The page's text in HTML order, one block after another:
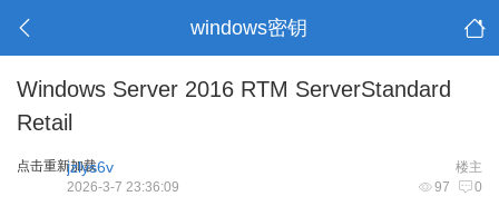
windows密钥
Windows Server 2016 RTM ServerStandard
Retail
点击重新加载 楼主
jzlys6v
97 0
2026-3-7 23:36:09